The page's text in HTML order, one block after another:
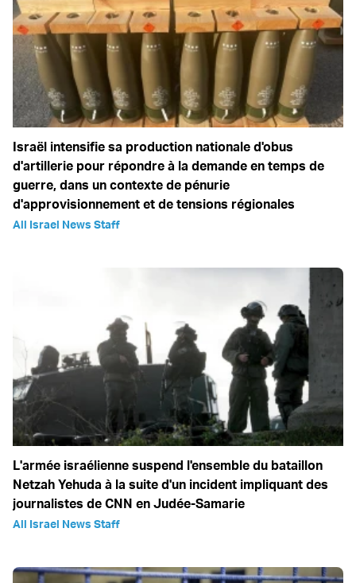
Israël intensifie sa production nationale d'obus
d'artillerie pour répondre à la demande en temps de
guerre, dans un contexte de pénurie
d'approvisionnement et de tensions régionales
All Israel News Staff
L'armée israélienne suspend l'ensemble du bataillon
Netzah Yehuda à la suite d'un incident impliquant des
journalistes de CNN en Judée-Samarie
All Israel News Staff